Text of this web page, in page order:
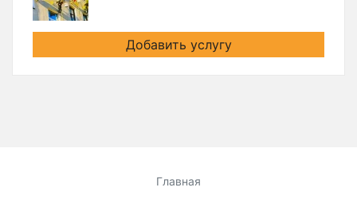
Добавить услугу
Главная